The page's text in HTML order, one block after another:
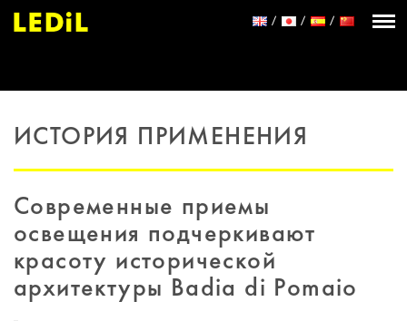
ИСТОРИЯ ПРИМЕНЕНИЯ
Современные приемы
освещения подчеркивают
красоту исторической
архитектуры Badia di Pomaio